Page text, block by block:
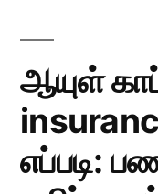
ஆயுள்
எப்படி: